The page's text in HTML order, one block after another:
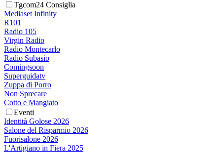
Tgcom24 Consiglia
Mediaset Infinity
R101
Radio 105
Virgin Radio
Radio Montecarlo
Radio Subasio
Comingsoon
Superguidatv
Zuppa di Porro
Non Sprecare
Cotto e Mangiato
Eventi
Identità Golose 2026
Salone del Risparmio 2026
Fuorisalone 2026
L'Artigiano in Fiera 2025